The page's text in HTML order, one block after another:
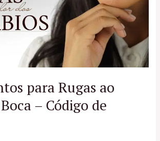
para Rugas ao
– Código de